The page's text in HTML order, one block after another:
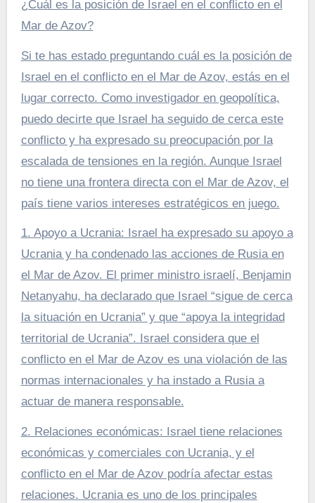
¿Cuál es la posición de Israel en el conflicto en el
Mar de Azov?
Si te has estado preguntando cuál es la posición de
Israel en el conflicto en el Mar de Azov, estás en el
lugar correcto. Como investigador en geopolítica,
puedo decirte que Israel ha seguido de cerca este
conflicto y ha expresado su preocupación por la
escalada de tensiones en la región. Aunque Israel
no tiene una frontera directa con el Mar de Azov, el
país tiene varios intereses estratégicos en juego.
1. Apoyo a Ucrania: Israel ha expresado su apoyo a
Ucrania y ha condenado las acciones de Rusia en
el Mar de Azov. El primer ministro israelí, Benjamin
Netanyahu, ha declarado que Israel “sigue de cerca
la situación en Ucrania” y que “apoya la integridad
territorial de Ucrania”. Israel considera que el
conflicto en el Mar de Azov es una violación de las
normas internacionales y ha instado a Rusia a
actuar de manera responsable.
2. Relaciones económicas: Israel tiene relaciones
económicas y comerciales con Ucrania, y el
conflicto en el Mar de Azov podría afectar estas
relaciones. Ucrania es uno de los principales